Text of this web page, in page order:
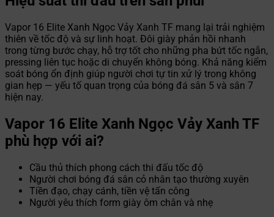
Vapor 16 Elite Xanh Ngọc Vảy Xanh TF mang lại trải nghiệm
thiên về tốc độ và sự linh hoạt. Đôi giày phản hồi nhanh
trong từng bước chạy, hỗ trợ tốt cho những pha bứt tốc ngắn,
pressing liên tục hoặc di chuyển không bóng. Khả năng kiểm
soát bóng ổn định giúp người chơi tự tin xử lý trong không
gian hẹp — yếu tố quan trọng của bóng đá sân 5 và sân 7
hiện nay.
Vapor 16 Elite Xanh Ngọc Vảy Xanh TF
phù hợp với ai?
Cầu thủ thích phong cách thi đấu tốc độ
Người chơi bóng đá sân cỏ nhân tạo thường xuyên
Tiền đạo, chạy cánh, tiền vệ tấn công
Người yêu thích form giày ôm chân và nhẹ